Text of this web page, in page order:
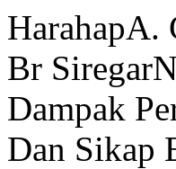
HarahapA.
Br
Dampak
Dan Sikap